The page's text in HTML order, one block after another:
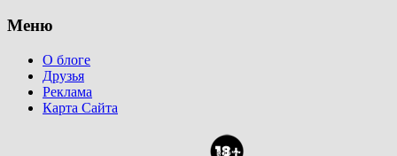
Меню
О блоге
Друзья
Реклама
Карта Сайта